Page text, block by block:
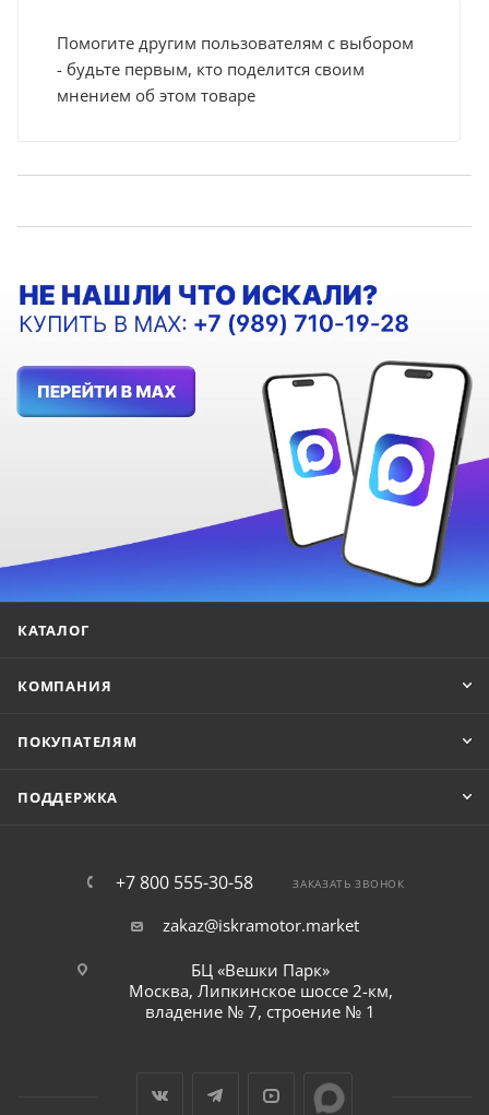
Помогите другим пользователям с выбором
- будьте первым, кто поделится своим
мнением об этом товаре
КАТАЛОГ
КОМПАНИЯ
ПОКУПАТЕЛЯМ
ПОДДЕРЖКА
+7 800 555-30-58 ЗАКАЗАТЬ ЗВОНОК
zakaz@iskramotor.market
БЦ «Вешки Парк»
Москва, Липкинское шоссе 2-км,
владение № 7, строение № 1